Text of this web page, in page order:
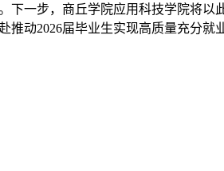
一步，商丘学院应用科技学院将以
动2026届毕业生实现高质量充分